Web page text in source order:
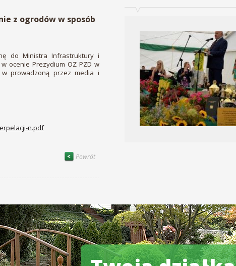
z ogrodów w sposób
do Ministra Infrastruktury i
ocenie Prezydium OZ PZD w
prowadzoną przez media i
n.pdf
Powrót